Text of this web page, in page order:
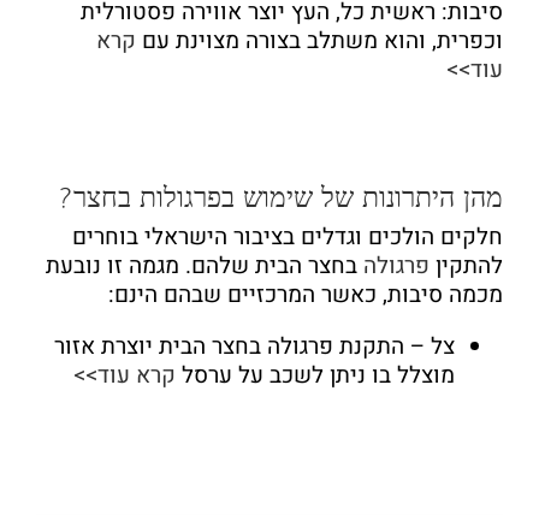
סיבות: ראשית כל, העץ יוצר אווירה פסטורלית
וכפרית, והוא משתלב בצורה מצוינת עם קרא
עוד>>
מהן היתרונות של שימוש בפרגולות בחצר?
חלקים הולכים וגדלים בציבור הישראלי בוחרים
להתקין פרגולה בחצר הבית שלהם. מגמה זו נובעת
מכמה סיבות, כאשר המרכזיים שבהם הינם:
צל– התקנת פרגולה בחצר הבית יוצרת אזור
מוצלל בו ניתן לשכב על ערסלקרא עוד>>